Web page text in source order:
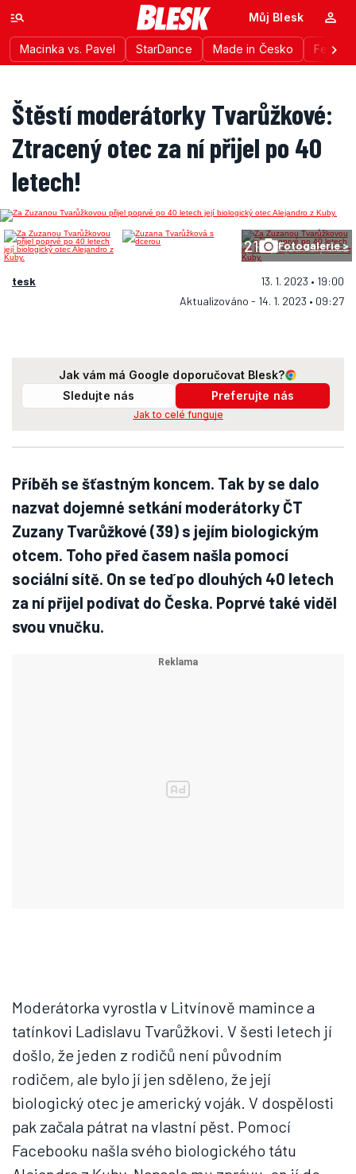
Macinka vs. Pavel StarDance Made in Česko
Můj Blesk
Štěstí moderátorky Tvarůžkové:
Ztracený otec za ní přijel po 40
letech!
21 Fotogalerie >
tesk
13. 1. 2023 • 19:00
Aktualizováno - 14. 1. 2023 • 09:27
Jak vám má Google doporučovat Blesk?
Sledujte nás
Preferujte nás
Jak to celé funguje
Příběh se šťastným koncem. Tak by se dalo
nazvat dojemné setkání moderátorky ČT
Zuzany Tvarůžkové (39) s jejím biologickým
otcem. Toho před časem našla pomocí
sociální sítě. On se teď po dlouhých 40 letech
za ní přijel podívat do Česka. Poprvé také viděl
svou vnučku.
Moderátorka vyrostla v Litvínově mamince a
tatínkovi Ladislavu Tvarůžkovi. V šesti letech jí
došlo, že jeden z rodičů není původním
rodičem, ale bylo jí jen sděleno, že její
biologický otec je americký voják. V dospělosti
pak začala pátrat na vlastní pěst. Pomocí
Facebooku našla svého biologického tátu